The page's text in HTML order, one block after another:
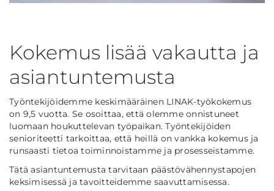
Kokemus lisää vakautta ja
asiantuntemusta
Työntekijöidemme keskimääräinen LINAK-työkokemus
on 9,5 vuotta. Se osoittaa, että olemme onnistuneet
luomaan houkuttelevan työpaikan. Työntekijöiden
senioriteetti tarkoittaa, että heillä on vankka kokemus ja
runsaasti tietoa toiminnoistamme ja prosesseistamme.
Tätä asiantuntemusta tarvitaan päästövähennystapojen
keksimisessä ja tavoitteidemme saavuttamisessa.